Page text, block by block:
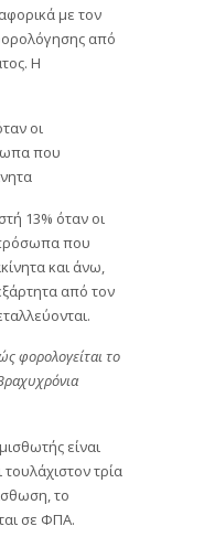
με τον
από
Η
οι
που
13% όταν οι
πρόσωπα που
και άνω,
από τον
φορολογείται το
είναι
τρία
το
σε ΦΠΑ.